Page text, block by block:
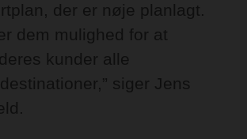
der er nøje planlagt.
dem mulighed for at
kunder alle
siger Jens